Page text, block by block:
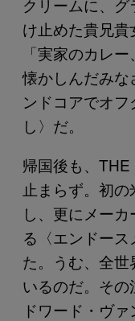
け止めた貴兄
「実家のカレ
懐かしんだみな
ンドコアでオ
し〉だ。
帰国後も、
止まらず。初
し、更にメー
る〈エンドー
た。うむ、全
いるのだ。そ
ドワード・ヴ